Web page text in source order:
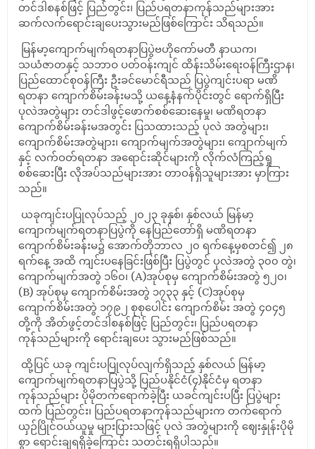
တင်ဒါစနစ်ဖြင့် ပြည်တွင်း၊ ပြည်ပရတနာကုန်သည်များအား
ဆက်လက်ရောင်းချပေးသွားမည်ဖြစ်ကြောင်း သိရသည်။
မြန်မာ့ကျောက်မျက်ရတနာပြပွဲဗဟိုကော်မတီ နာယက၊
သယံဇာတနှင့် သဘာဝ ပတ်ဝန်းကျင် ထိန်းသိမ်းရေးဝန်ကြီးဌာန၊
ပြည်ထောင်စုဝန်ကြီး ဦးခင်မောင်ရီသည် ပြပွဲကျင်းပရာ မဏိ
ရတနာ ကျောက်စိမ်းခန်းမသို့ ယနေ့နံနက်ပိုင်းတွင် ရောက်ရှိပြီး
ပုလဲအတွဲများ တင်ဒါဖွင့်ဖောက်စစ်ဆေးနေမှု၊ မဏိရတနာ
ကျောက်စိမ်းခန်းမအတွင်း ပြသထားသည့် ပုလဲ အတွဲများ၊
ကျောက်စိမ်းအတွဲများ၊ ကျောက်မျက်အတွဲများ၊ ကျောက်မျက်
နှင့် လက်ဝတ်ရတနာ အရောင်းဆိုင်များကို လိုက်လံကြည့်ရှု
စစ်ဆေးပြီး လိုအပ်သည်များအား တာဝန်ရှိသူများအား မှာကြား
သည်။
ယခုကျင်းပပြုလုပ်သည့် ၂၀၂၃ ခုနှစ်၊ နှစ်လယ် မြန်မာ့
ကျောက်မျက်ရတနာပြပွဲကို နေပြည်တော်ရှိ မဏိရတနာ
ကျောက်စိမ်းခန်းမ၌ အောက်တိုဘာလ ၂၀ ရက်နေ့မှစတင်၍ ၂၈
ရက်နေ့ အထိ ကျင်းပနေခြင်းဖြစ်ပြီး ပြပွဲတွင် ပုလဲအတွဲ ၃၀၀ တွဲ၊
ကျောက်မျက်အတွဲ ၁၆၀၊ (A)အုပ်စုမှ ကျောက်စိမ်းအတွဲ ၅၂၀၊
(B) အုပ်စုမှ ကျောက်စိမ်းအတွဲ ၁၇၃၃ နှင့် (C)အုပ်စုမှ
ကျောက်စိမ်းအတွဲ ၁၇၉၂ စုစုပေါင်း ကျောက်စိမ်း အတွဲ ၄၀၄၅
တို့ကို အိတ်ဖွင့်တင်ဒါစနစ်ဖြင့် ပြည်တွင်း၊ ပြည်ပရတနာ
ကုန်သည်များကို ရောင်းချပေး သွားမည်ဖြစ်သည်။
ထို့ပြင် ယခု ကျင်းပပြုလုပ်လျက်ရှိသည့် နှစ်လယ် မြန်မာ့
ကျောက်မျက်ရတနာပြပွဲသို့ ပြည်ပနိုင်ငံ(၄)နိုင်ငံမှ ရတနာ
ကုန်သည်များ ပိုမိုတက်ရောက်ခဲ့ပြီး ယခင်ကျင်းပပြီး ပြပွဲများ
ထက် ပြည်တွင်း၊ ပြည်ပရတနာကုန်သည်များက တက်ရောက်
ယှဉ်ပြိုင်ဝယ်ယူမှု များပြားသဖြင့် ပုလဲ အတွဲများကို ဈေးနှုန်းပိုမို
စွာ ရောင်းချရရှိခဲ့ကြောင်း သတင်းရရှိပါသည်။